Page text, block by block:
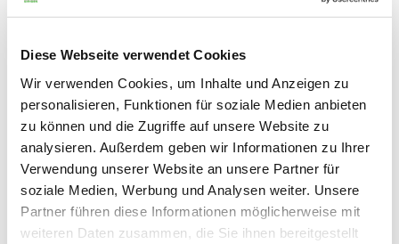
Diese Webseite verwendet Cookies
Wir verwenden Cookies, um Inhalte und Anzeigen zu
personalisieren, Funktionen für soziale Medien anbieten
zu können und die Zugriffe auf unsere Website zu
analysieren. Außerdem geben wir Informationen zu Ihrer
Verwendung unserer Website an unsere Partner für
soziale Medien, Werbung und Analysen weiter. Unsere
Partner führen diese Informationen möglicherweise mit
weiteren Daten zusammen, die Sie ihnen bereitgestellt
Haus
155,00 € pro Person imHotel Deutsches Haus
Gifhorn-Zentrum
Personen
2 Personen
Leistungen